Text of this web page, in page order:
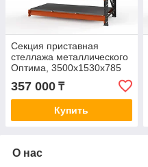
Секция приставная
стеллажа металлического
Оптима, 3500x1530x785
мм. Ярусы: 5 шт. метал.
357 000 ₸
Купить
О нас